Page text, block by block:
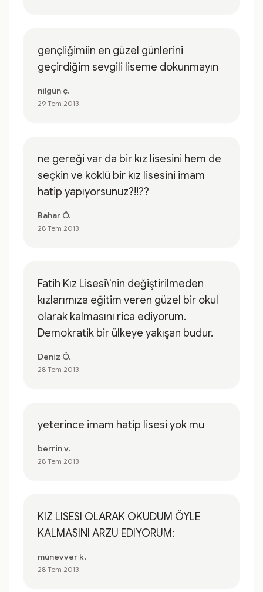
gençliğimiin en güzel günlerini
geçirdiğim sevgili liseme dokunmayın
nilgün ç.
29 Tem 2013
ne gereği var da bir kız lisesini hem de
seçkin ve köklü bir kız lisesini imam
hatip yapıyorsunuz?!!??
Bahar Ö.
28 Tem 2013
Fatih Kız Lisesi\'nin değiştirilmeden
kızlarımıza eğitim veren güzel bir okul
olarak kalmasını rica ediyorum.
Demokratik bir ülkeye yakışan budur.
Deniz Ö.
28 Tem 2013
yeterince imam hatip lisesi yok mu
berrin v.
28 Tem 2013
KIZ LISESI OLARAK OKUDUM ÖYLE
KALMASINI ARZU EDIYORUM:
münevver k.
28 Tem 2013